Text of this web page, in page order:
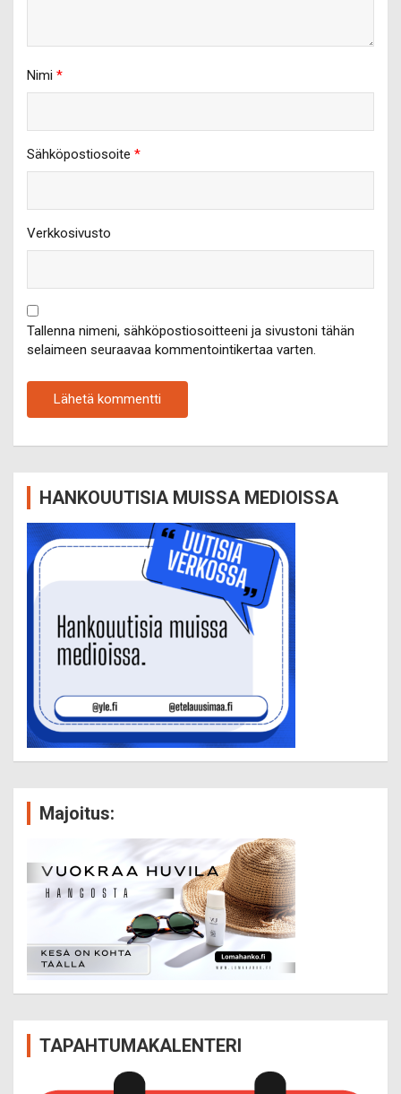
Nimi *
Sähköpostiosoite *
Verkkosivusto
Tallenna nimeni, sähköpostiosoitteeni ja sivustoni tähän
selaimeen seuraavaa kommentointikertaa varten.
HANKOUUTISIA MUISSA MEDIOISSA
Majoitus:
TAPAHTUMAKALENTERI